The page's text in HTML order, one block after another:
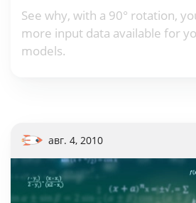
See why, with a 90° rotation,
more input data available for
models.
авг. 4, 2010